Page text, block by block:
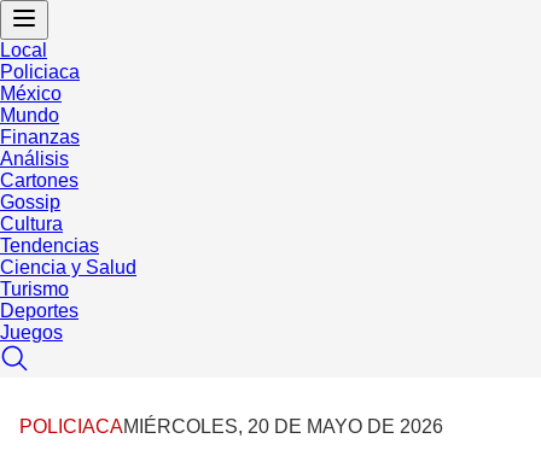
Local
Policiaca
México
Mundo
Finanzas
Análisis
Cartones
Gossip
Cultura
Tendencias
Ciencia y Salud
Turismo
Deportes
Juegos
POLICIACAMIÉRCOLES, 20 DE MAYO DE 2026